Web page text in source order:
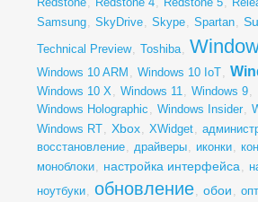
Samsung, SkyDrive, Skype, Spartan,
Technical Preview, Toshiba,
Windows 10 ARM , Windows 10 IoT,
Windows 10 X, Windows 11, Windows 9,
Windows Holographic , Windows Insider,
Windows RT, Xbox, XWidget,
восстановление, драйверы, иконки,
моноблоки, настройка интерфейса,
ноутбуки, обновление, обои ,